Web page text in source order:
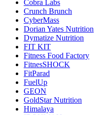
Cobra Labs
Crunch Brunch
CyberMass
Dorian Yates Nutrition
Dymatize Nutrition
FIT KIT
Fitness Food Factory
FitnesSHOCK
FitParad
FuelUp
GEON
GoldStar Nutrition
Himalaya